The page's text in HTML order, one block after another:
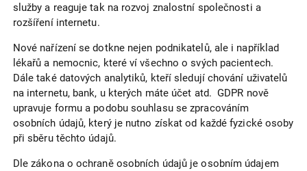
služby a reaguje tak na rozvoj znalostní společnosti a
rozšíření internetu.
Nové nařízení se dotkne nejen podnikatelů, ale i například
lékařů a nemocnic, které ví všechno o svých pacientech.
Dále také datových analytiků, kteří sledují chování uživatelů
na internetu, bank, u kterých máte účet atd. GDPR nově
upravuje formu a podobu souhlasu se zpracováním
osobních údajů, který je nutno získat od každé fyzické osoby
při sběru těchto údajů.
Dle zákona o ochraně osobních údajů je osobním údajem